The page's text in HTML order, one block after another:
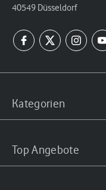
40549 Düsseldorf
Kategorien
Top Angebote